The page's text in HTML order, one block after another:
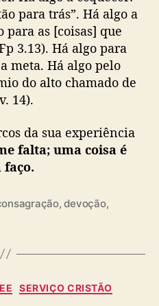
para trás”. Há algo a
para as [coisas] que
3.13). Há algo para
meta. Há algo pelo
do alto chamado de
14).
da sua experiência
falta; uma coisa é
faço.
,devoção,
C
SERVIÇO CRISTÃO